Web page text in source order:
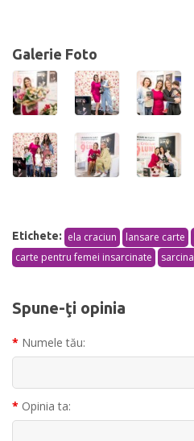
Galerie Foto
Etichete: ela craciun lansare carte
carte pentru femei insarcinate
sarcina
Spune-ţi opinia
Numele tău:
Opinia ta: